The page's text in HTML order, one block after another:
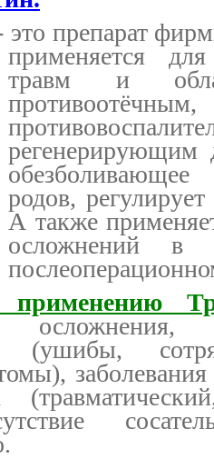
это препарат
применяется
травм и
противоотёчным,
регенерирующим
родов,
А также
осложнений в
(ушибы,
заболевания